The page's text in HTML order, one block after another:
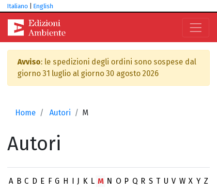
Italiano English
Avviso: le spedizioni degli ordini sono sospese dal
giorno 31 luglio al giorno 30 agosto 2026
Home Autori M
Autori
A B C D E F G H I J K L M N O P Q R S T U V W X Y Z